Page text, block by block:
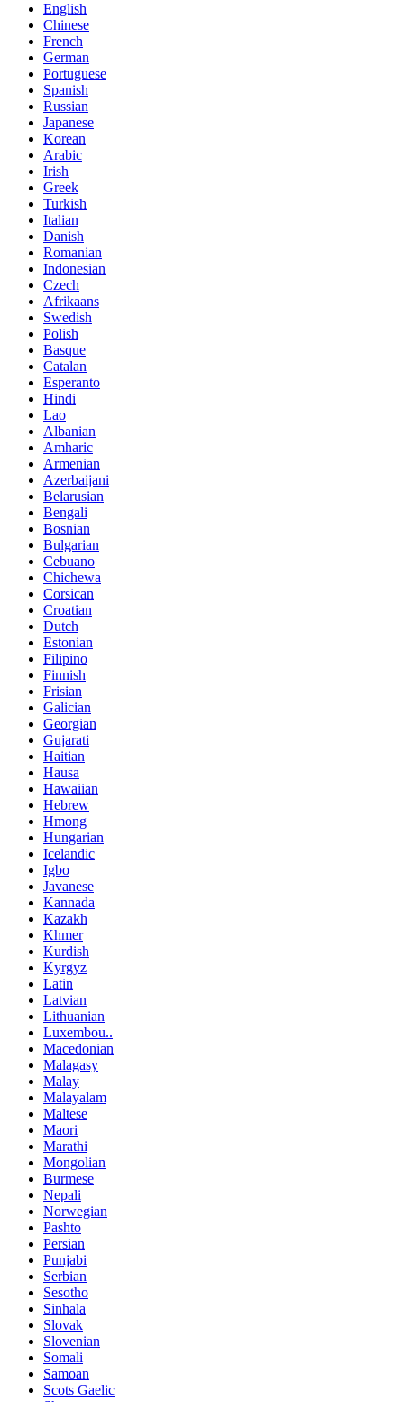
English
Chinese
French
German
Portuguese
Spanish
Russian
Japanese
Korean
Arabic
Irish
Greek
Turkish
Italian
Danish
Romanian
Indonesian
Czech
Afrikaans
Swedish
Polish
Basque
Catalan
Esperanto
Hindi
Lao
Albanian
Amharic
Armenian
Azerbaijani
Belarusian
Bengali
Bosnian
Bulgarian
Cebuano
Chichewa
Corsican
Croatian
Dutch
Estonian
Filipino
Finnish
Frisian
Galician
Georgian
Gujarati
Haitian
Hausa
Hawaiian
Hebrew
Hmong
Hungarian
Icelandic
Igbo
Javanese
Kannada
Kazakh
Khmer
Kurdish
Kyrgyz
Latin
Latvian
Lithuanian
Luxembou..
Macedonian
Malagasy
Malay
Malayalam
Maltese
Maori
Marathi
Mongolian
Burmese
Nepali
Norwegian
Pashto
Persian
Punjabi
Serbian
Sesotho
Sinhala
Slovak
Slovenian
Somali
Samoan
Scots Gaelic